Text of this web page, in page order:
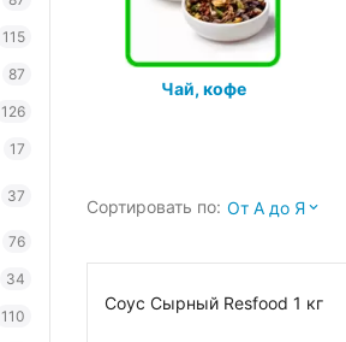
Чай, кофе
Сортировать по: От А до Я
Соус Сырный Resfood 1 кг
115
87
126
17
37
76
34
110